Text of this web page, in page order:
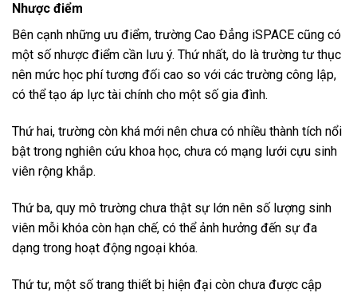
Nhược điểm
Bên cạnh những ưu điểm, trường Cao Đẳng iSPACE cũng có
một số nhược điểm cần lưu ý. Thứ nhất, do là trường tư thục
nên mức học phí tương đối cao so với các trường công lập,
có thể tạo áp lực tài chính cho một số gia đình.
Thứ hai, trường còn khá mới nên chưa có nhiều thành tích nổi
bật trong nghiên cứu khoa học, chưa có mạng lưới cựu sinh
viên rộng khắp.
Thứ ba, quy mô trường chưa thật sự lớn nên số lượng sinh
viên mỗi khóa còn hạn chế, có thể ảnh hưởng đến sự đa
dạng trong hoạt động ngoại khóa.
Thứ tư, một số trang thiết bị hiện đại còn chưa được cập